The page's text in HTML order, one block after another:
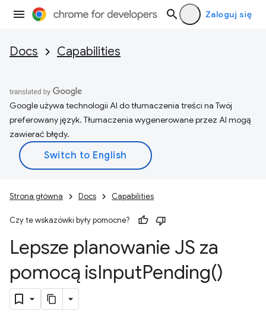
Zaloguj się
Docs Capabilities
Google używa technologii AI do tłumaczenia treści na Twój
preferowany język. Tłumaczenia wygenerowane przez AI mogą
zawierać błędy.
Strona główna Docs Capabilities
Czy te wskazówki były pomocne?
Lepsze planowanie JS za
pomocą isInputPending()